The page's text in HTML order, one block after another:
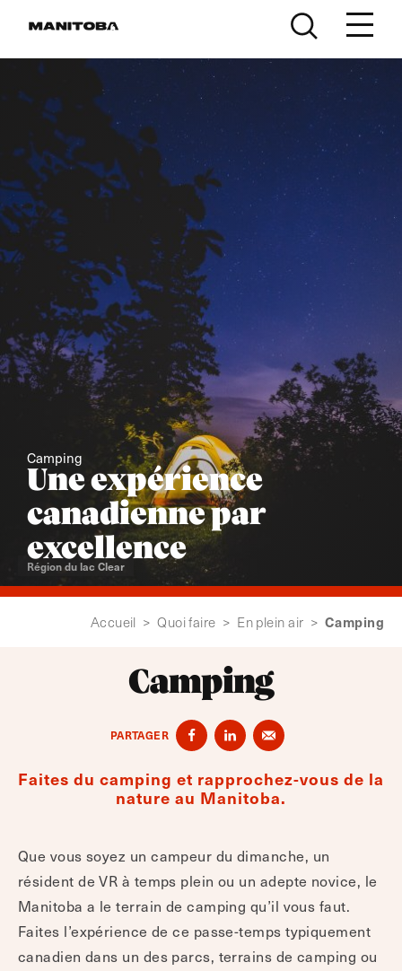
Région du lac Clear
Camping
Une expérience
canadienne par
excellence
Accueil > Quoi faire > En plein air > Camping
Camping
PARTAGER
Faites du camping et rapprochez-vous de la
nature au Manitoba.
Que vous soyez un campeur du dimanche, un
résident de VR à temps plein ou un adepte novice, le
Manitoba a le terrain de camping qu’il vous faut.
Faites l’expérience de ce passe-temps typiquement
canadien dans un des parcs, terrains de camping ou